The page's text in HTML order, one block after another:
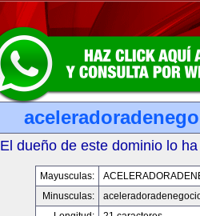
El dueño de este dominio lo
Mayusculas:
Minusculas: